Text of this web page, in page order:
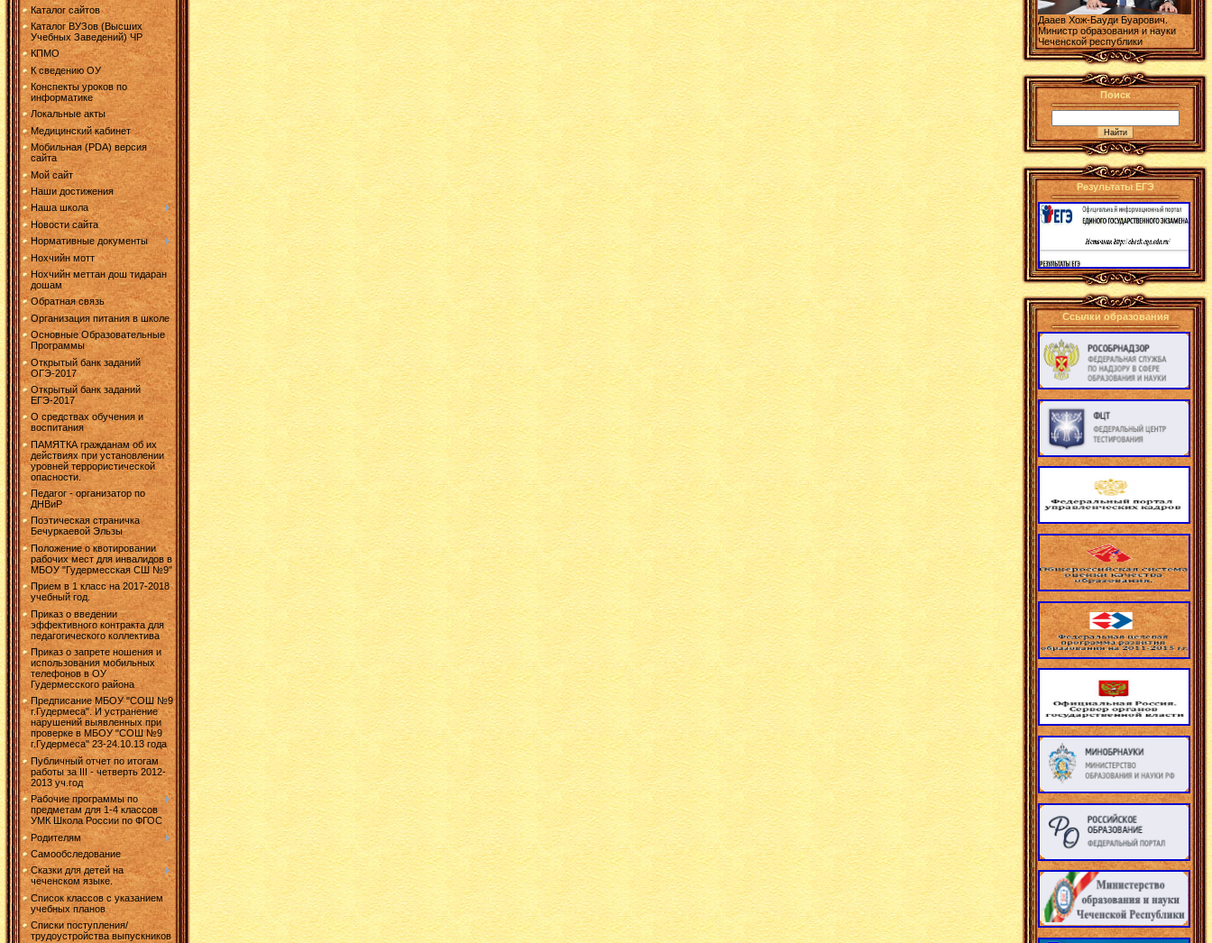
Каталог сайтов
Каталог ВУЗов (Высших
Учебных Заведений) ЧР
КПМО
К сведению ОУ
Конспекты уроков по
информатике
Локальные акты
Медицинский кабинет
Мобильная (PDA) версия
сайта
Мой сайт
Наши достижения
Наша школа
Новости сайта
Нормативные документы
Нохчийн мотт
Нохчийн меттан дош тидаран
дошам
Обратная связь
Организация питания в школе
Основные Образовательные
Программы
Открытый банк заданий
ОГЭ-2017
Открытый банк заданий
ЕГЭ-2017
О средствах обучения и
воспитания
ПАМЯТКА гражданам об их
действиях при установлении
уровней террористической
опасности.
Педагог - организатор по
ДНВиР
Поэтическая страничка
Бечуркаевой Эльзы
Положение о квотировании
рабочих мест для инвалидов в
МБОУ "Гудермесская СШ №9"
Прием в 1 класс на 2017-2018
учебный год.
Приказ о введении
эффективного контракта для
педагогического коллектива
Приказ о запрете ношения и
использования мобильных
телефонов в ОУ
Гудермесского района
Предписание МБОУ "СОШ №9
г.Гудермеса". И устранение
нарушений выявленных при
проверке в МБОУ "СОШ №9
г.Гудермеса" 23-24.10.13 года
Публичный отчет по итогам
работы за III - четверть 2012-
2013 уч.год
Рабочие программы по
предметам для 1-4 классов
УМК Школа России по ФГОС
Родителям
Самообследование
Сказки для детей на
чеченском языке.
Список классов с указанием
учебных планов
Списки поступления/
трудоустройства выпускников
Дааев Хож-Бауди Буарович.
Министр образования и науки
Чеченской республики
Поиск
Результаты ЕГЭ
Ссылки образования